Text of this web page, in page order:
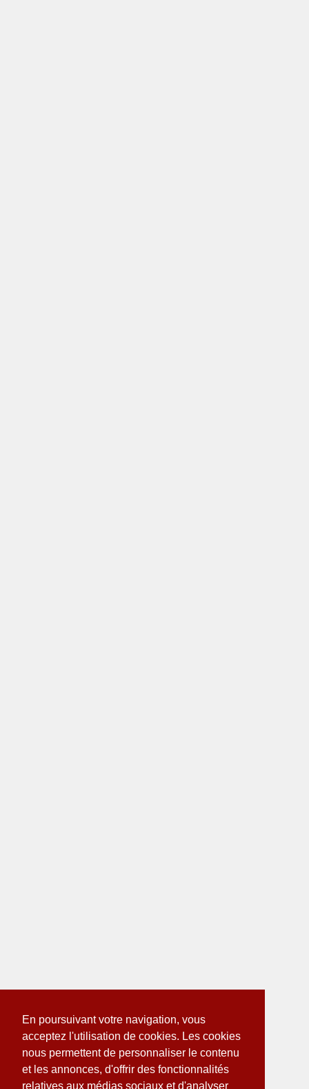
En poursuivant votre navigation, vous
acceptez l'utilisation de cookies. Les cookies
nous permettent de personnaliser le contenu
et les annonces, d'offrir des fonctionnalités
relatives aux médias sociaux et d'analyser